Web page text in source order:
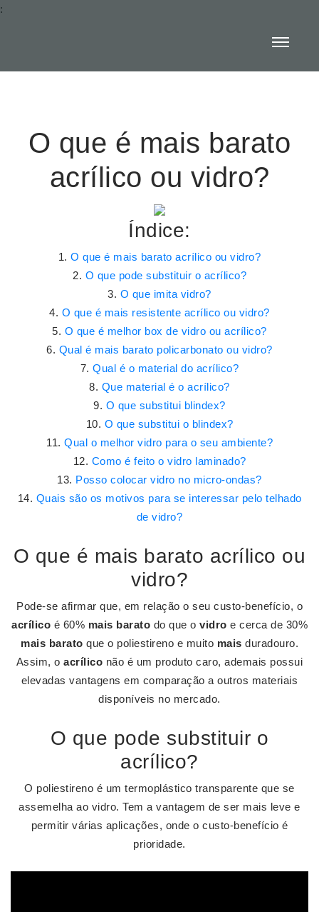
:
O que é mais barato
acrílico ou vidro?
Índice:
O que é mais barato acrílico ou vidro?
O que pode substituir o acrílico?
O que imita vidro?
O que é mais resistente acrílico ou vidro?
O que é melhor box de vidro ou acrílico?
Qual é mais barato policarbonato ou vidro?
Qual é o material do acrílico?
Que material é o acrílico?
O que substitui blindex?
O que substitui o blindex?
Qual o melhor vidro para o seu ambiente?
Como é feito o vidro laminado?
Posso colocar vidro no micro-ondas?
Quais são os motivos para se interessar pelo telhado
de vidro?
O que é mais barato acrílico ou
vidro?
Pode-se afirmar que, em relação o seu custo-benefício, o
acrílico é 60% mais barato do que o vidro e cerca de 30%
mais barato que o poliestireno e muito mais duradouro.
Assim, oacrílico não é um produto caro, ademais possui
elevadas vantagens em comparação a outros materiais
disponíveis no mercado.
O que pode substituir o
acrílico?
O poliestireno é um termoplástico transparente que se
assemelha ao vidro. Tem a vantagem de ser mais leve e
permitir várias aplicações, onde o custo-benefício é
prioridade.